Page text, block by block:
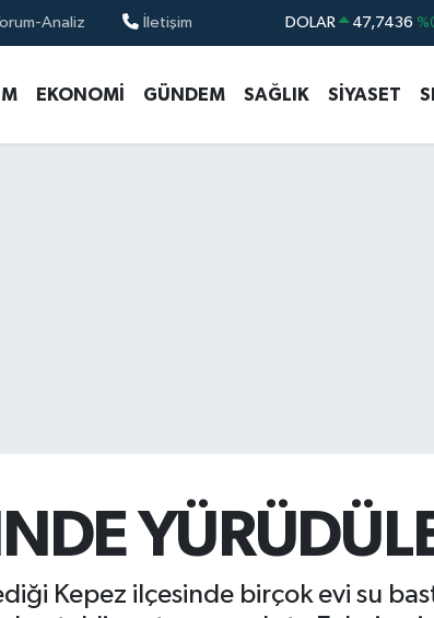
Analiz İletişim DOLAR 47,7436
STERLİN 64,4811
GRAM ALTIN 6660.55
EKONOMİ GÜNDEM SAĞLIK SİYASET
Kepez ilçesinde birçok evi su